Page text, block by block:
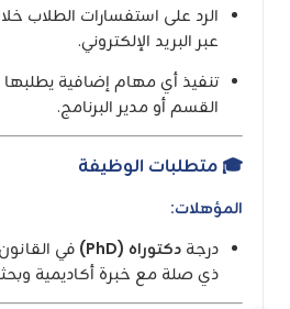
الرد على استفسارات الطلاب
عبر البريد الإلكتروني.
تنفيذ أي مهام إضافية يطلبها
القسم أو مدير البرنامج.
🎓 متطلبات الوظيفة
المؤهلات:
درجة دكتوراه (PhD)
في
ذي صلة مع خبرة أكاديمية